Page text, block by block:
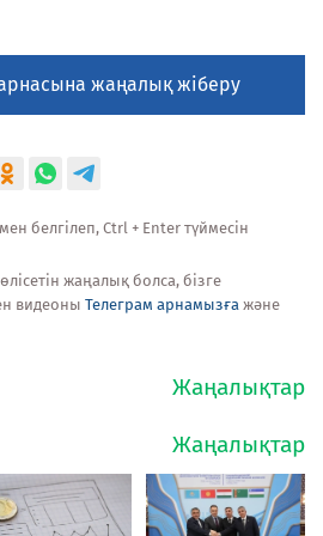
жаңалық жіберу
белгілеп, Ctrl + Enter түймесін
жаңалық болса, бізге
видеоны Телеграм арнамызға және